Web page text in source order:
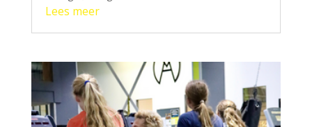
Lees meer